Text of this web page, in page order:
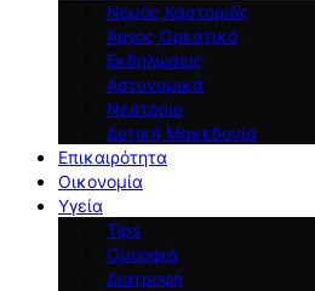
Νομός Καστοριάς
Άργος Ορεστικό
Εκδηλώσεις
Αστυνομικά
Νεστόριο
Δυτική Μακεδονία
Επικαιρότητα
Οικονομία
Υγεία
Tips
Ομορφιά
Διατροφή